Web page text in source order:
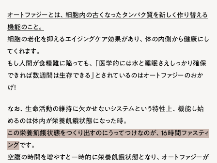
オートファジーとは、細胞内の古くなったタンパク質を新しく作り替える
機能のこと。
細胞の老化を抑えるエイジングケア効果があり、体の内側から健康にし
てくれます。
もし人間が食糧難に陥っても、「医学的には水と睡眠さえしっかり確保
できれば数週間は生存できる」とされているのはオートファジーのおか
げ！
なお、生命活動の維持に欠かせないシステムという特性上、機能し始
めるのは体内が栄養飢餓状態になった時。
この栄養飢餓状態をつくり出すのにうってつけなのが、16時間ファスティ
ングです。
空腹の時間を増やすと一時的に栄養飢餓状態となり、オートファジーが